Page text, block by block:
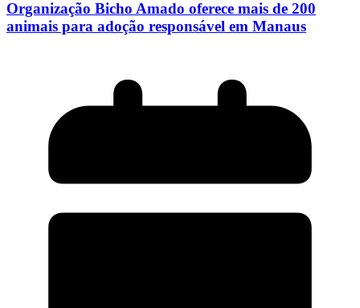
Organização Bicho Amado oferece mais de 200
animais para adoção responsável em Manaus